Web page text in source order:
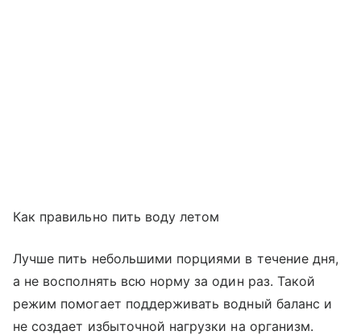
Как правильно пить воду летом
Лучше пить небольшими порциями в течение дня,
а не восполнять всю норму за один раз. Такой
режим помогает поддерживать водный баланс и
не создает избыточной нагрузки на организм.